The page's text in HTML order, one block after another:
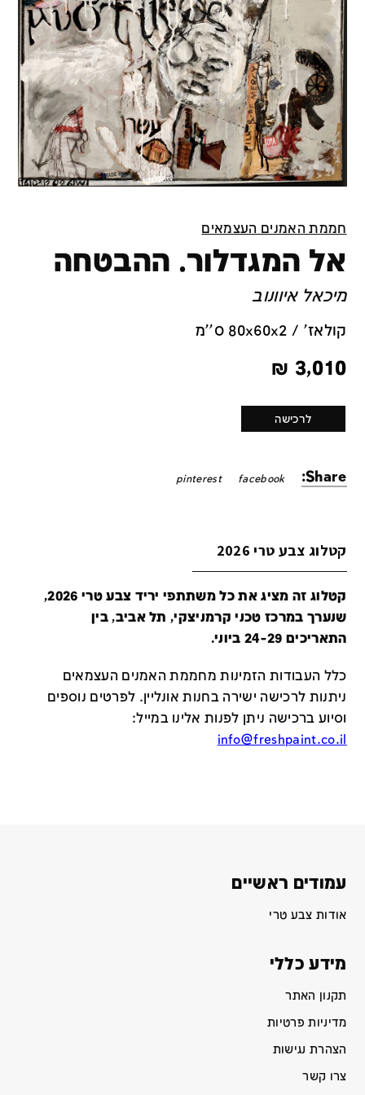
חממת האמנים העצמאים
אל המגדלור. ההבטחה
מיכאל איוונוב
קולאז' / 80x60x2 ס''מ
3,010
₪
לרכישה
Share:
facebook
pinterest
קטלוג צבע טרי 2026
קטלוג זה מציג את כל משתתפי יריד צבע טרי 2026,
שנערך במרכז טכני קרמניצקי, תל אביב, בין
התאריכים 24-29 ביוני.
כלל העבודות הזמינות מחממת האמנים העצמאים
ניתנות לרכישה ישירה בחנות אונליין. לפרטים נוספים
וסיוע ברכישה ניתן לפנות אלינו במייל:
info@freshpaint.co.il
עמודים ראשיים
אודות צבע טרי
מידע כללי
תקנון האתר
מדיניות פרטיות
הצהרת נגישות
צרו קשר